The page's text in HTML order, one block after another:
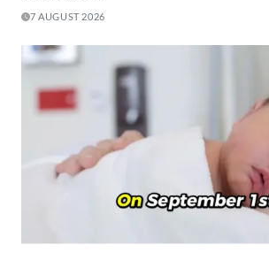
7 AUGUST 2026